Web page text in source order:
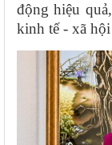
động hiệu
kinh tế - xã